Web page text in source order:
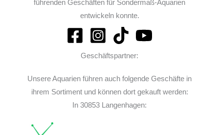
führenden Geschäften für Sondermaß-Aquarien
entwickeln konnte.
Geschäftspartner:
Unsere Aquarien führen auch folgende Geschäfte in
ihrem Sortiment und können dort gekauft werden:
In 30853 Langenhagen: